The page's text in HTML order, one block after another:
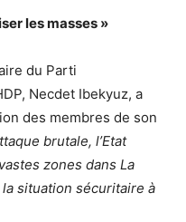
les masses »
du Parti
Necdet Ibekyuz, a
des membres de son
brutale, l’Etat
zones dans La
situation sécuritaire à